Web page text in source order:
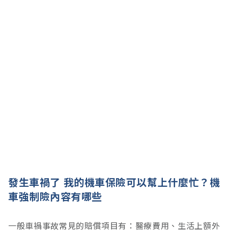
發生車禍了 我的機車保險可以幫上什麼忙？機
車強制險內容有哪些
一般車禍事故常見的賠償項目有：醫療費用、生活上額外